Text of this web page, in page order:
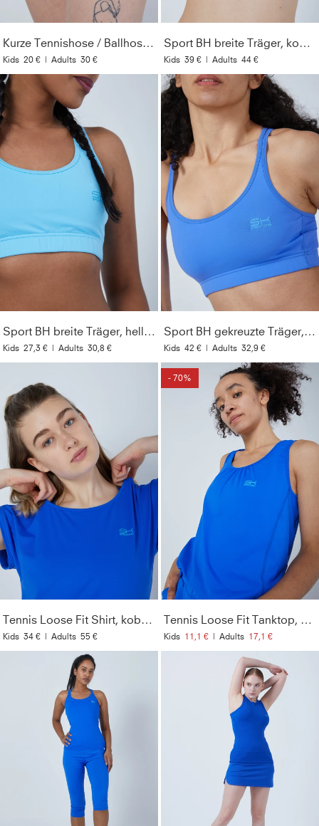
Sonnencremes und Ölen
Material: 91% Polyamid, 9% Elasthan (Lycra®)
Pflegehinweise
Bei 40° in der Maschine waschbar. Nur
mit ähnlichen Farben waschen. Kein Weichspüler
verwenden. Nicht bügeln.
Style: 132198-808
kobaltblau
Optik:
Unifarben
Geschlecht: Damen & Mädchen
Kurze Tennishose / Ballhose, kobaltblau
Kids 20 € | Adults 30 €
Sport BH breite Träger, kobaltblau
Kids 39 € | Adults 44 €
Sport BH breite Träger, hellblau
Kids 27,3 € | Adults 30,8 €
Sport BH gekreuzte Träger, kornblumen blau
Kids 42 € | Adults 32,9 €
Tennis Loose Fit Shirt, kobaltblau
Kids 34 € | Adults 55 €
- 70%
Tennis Loose Fit Tanktop, kobaltblau
Kids 11,1 € | Adults 17,1 €